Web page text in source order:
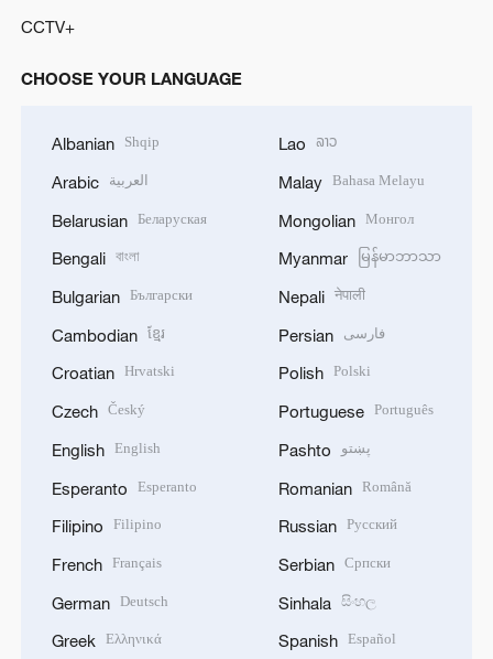
CCTV+
CHOOSE YOUR LANGUAGE
Albanian Shqip
Arabic العربية
Belarusian Беларуская
Bengali বাংলা
Bulgarian Български
Cambodian ខ្មែរ
Croatian Hrvatski
Czech Český
English English
Esperanto Esperanto
Filipino Filipino
French Français
German Deutsch
Greek Ελληνικά
Lao ລາວ
Malay Bahasa Melayu
Mongolian Монгол
Myanmar မြန်မာဘာသာ
Nepali नेपाली
Persian فارسی
Polish Polski
Portuguese Português
Pashto پښتو
Romanian Română
Russian Русский
Serbian Српски
Sinhala සිංහල
Spanish Español